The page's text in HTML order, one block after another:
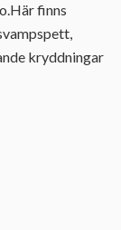
finns
kryddningar